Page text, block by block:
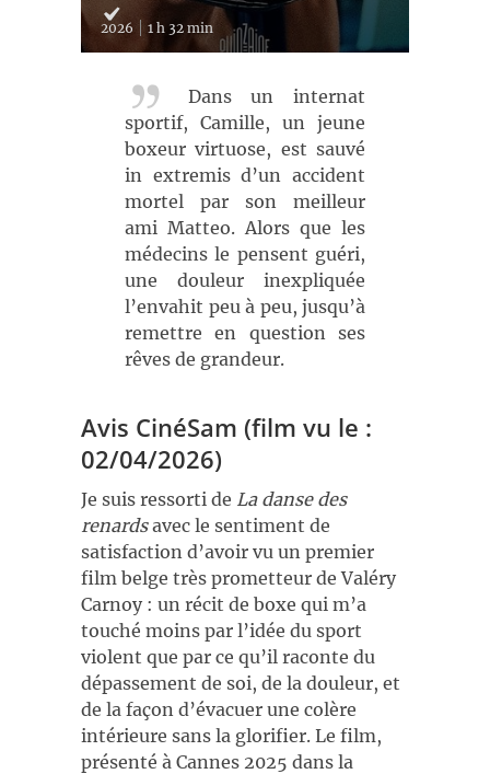
2026 1 h 32 min
Dans un internat
sportif, Camille, un jeune
boxeur virtuose, est sauvé
in extremis d’un accident
mortel par son meilleur
ami Matteo. Alors que les
médecins le pensent guéri,
une douleur inexpliquée
l’envahit peu à peu, jusqu’à
remettre en question ses
rêves de grandeur.
Avis CinéSam (film vu le :
02/04/2026)
Je suis ressorti de La danse des
renardsavec le sentiment de
satisfaction d’avoir vu un premier
film belge très prometteur de Valéry
Carnoy : un récit de boxe qui m’a
touché moins par l’idée du sport
violent que par ce qu’il raconte du
dépassement de soi, de la douleur, et
de la façon d’évacuer une colère
intérieure sans la glorifier. Le film,
présenté à Cannes 2025 dans la